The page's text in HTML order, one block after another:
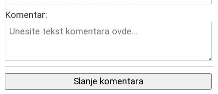
Komentar:
Slanje komentara